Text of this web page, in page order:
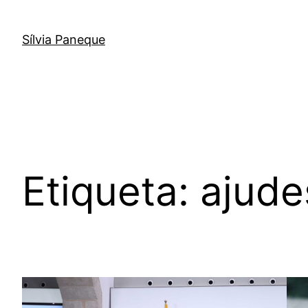
Sílvia Paneque
Etiqueta: